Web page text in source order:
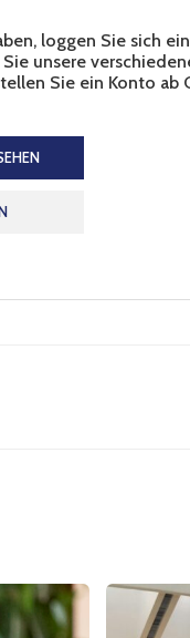
loggen Sie sich
unsere
Sie ein Konto ab